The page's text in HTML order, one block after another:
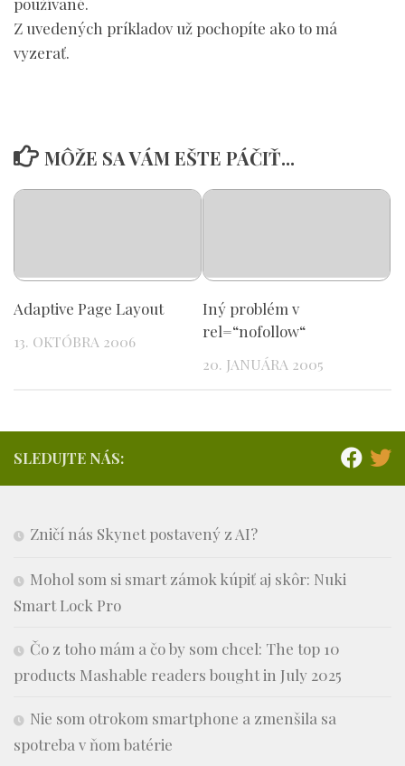
Z uvedených príkladov už pochopíte ako to má
vyzerať.
MÔŽE SA VÁM EŠTE PÁČIŤ...
Adaptive Page Layout
13. OKTÓBRA 2006
Iný problém v
rel=“nofollow“
20. JANUÁRA 2005
SLEDUJTE NÁS:
Zničí nás Skynet postavený z AI?
Mohol som si smart zámok kúpiť aj skôr: Nuki
Smart Lock Pro
Čo z toho mám a čo by som chcel: The top 10
products Mashable readers bought in July 2025
Nie som otrokom smartphone a zmenšila sa
spotreba v ňom batérie